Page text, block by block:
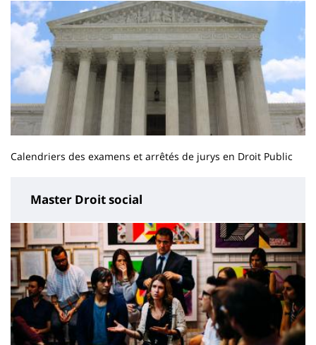
Calendriers des examens et arrêtés de jurys en Droit Public
Master Droit social